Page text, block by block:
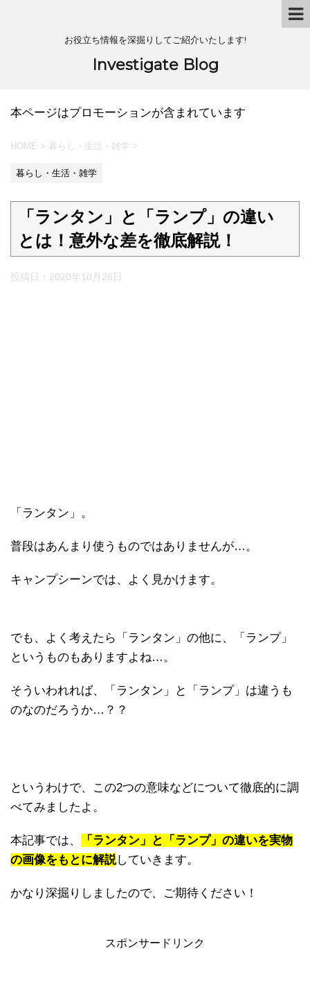
お役立ち情報を深掘りしてご紹介いたします!
Investigate Blog
本ページはプロモーションが含まれています
HOME > 暮らし・生活・雑学 >
暮らし・生活・雑学
「ランタン」と「ランプ」の違い
とは！意外な差を徹底解説！
投稿日： 2020年10月26日
「ランタン」。
普段はあんまり使うものではありませんが…。
キャンプシーンでは、よく見かけます。
でも、よく考えたら「ランタン」の他に、「ランプ」
というものもありますよね…。
そういわれれば、「ランタン」と「ランプ」は違うも
のなのだろうか…？？
というわけで、この2つの意味などについて徹底的に調
べてみましたよ。
本記事では、
「ランタン」と「ランプ」の違いを実物
の画像をもとに解説していきます。
かなり深掘りしましたので、ご期待ください！
スポンサードリンク